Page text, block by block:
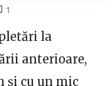
1
la
anterioare,
și cu un mic